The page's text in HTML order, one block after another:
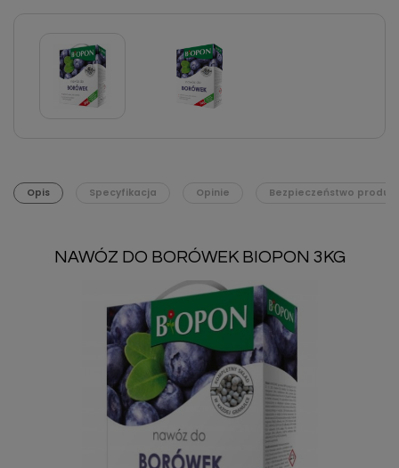
Opis Specyfikacja Opinie Bezpieczeństwo
NAWÓZ DO BORÓWEK BIOPON 3KG